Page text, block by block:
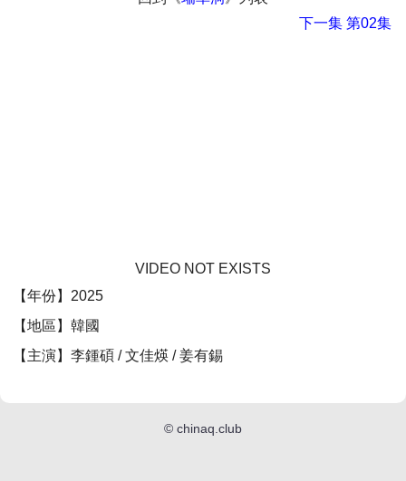
下一集第02集
VIDEO NOT EXISTS
【年份】2025
【地區】韓國
【主演】李鍾碩 / 文佳煐 / 姜有錫
© chinaq.club